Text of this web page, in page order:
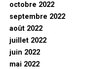
octobre 2022
septembre 2022
août 2022
juillet 2022
juin 2022
mai 2022